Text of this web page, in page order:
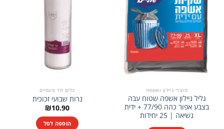
מוצרי ניילון ואשפה
גליל ניילון אשפה שטוח עבה
בצבע אפור כהה 77/90 + ידית
נשיאה | 25 יחידות
כלים חד פעמיים
נרות שבועי זכוכית
₪10.90
הוספה לסל